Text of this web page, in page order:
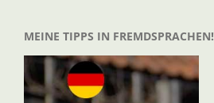
MEINE TIPPS IN FREMDSPRACHEN!